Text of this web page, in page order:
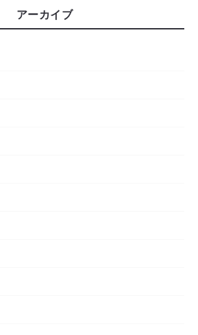
アーカイブ